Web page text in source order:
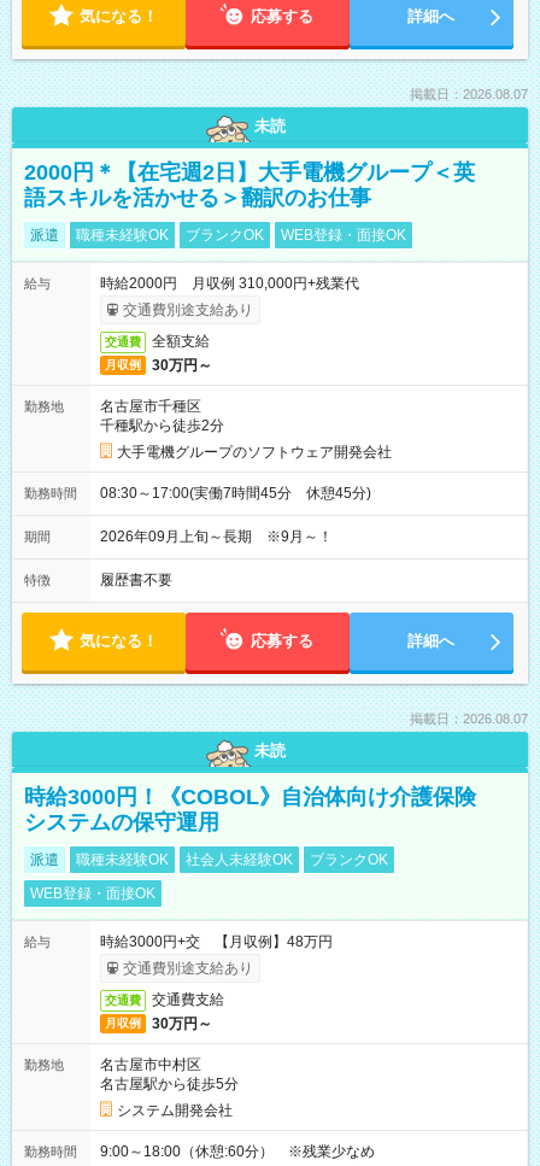
気になる！ 応募する 詳細へ
掲載日：2026.08.07
未読
2000円＊【在宅週2日】大手電機グループ＜英
語スキルを活かせる＞翻訳のお仕事
派遣 職種未経験OK ブランクOK WEB登録・面接OK
給与
時給2000円 月収例 310,000円+残業代
交通費別途支給あり
交通費 全額支給
月収例 30万円～
勤務地
名古屋市千種区
千種駅から徒歩2分
大手電機グループのソフトウェア開発会社
勤務時間 08:30～17:00(実働7時間45分 休憩45分)
期間 2026年09月上旬～長期 ※9月～！
特徴 履歴書不要
気になる！ 応募する 詳細へ
掲載日：2026.08.07
未読
時給3000円！《COBOL》自治体向け介護保険
システムの保守運用
派遣 職種未経験OK 社会人未経験OK
ブランクOK
WEB登録・面接OK
給与
時給3000円+交 【月収例】48万円
交通費別途支給あり
交通費 交通費支給
月収例 30万円～
勤務地
名古屋市中村区
名古屋駅から徒歩5分
システム開発会社
勤務時間 9:00～18:00（休憩:60分） ※残業少なめ